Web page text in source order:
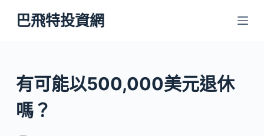
跳
至
內
容
巴飛特投資網
有可能以500,000美元退休
嗎？